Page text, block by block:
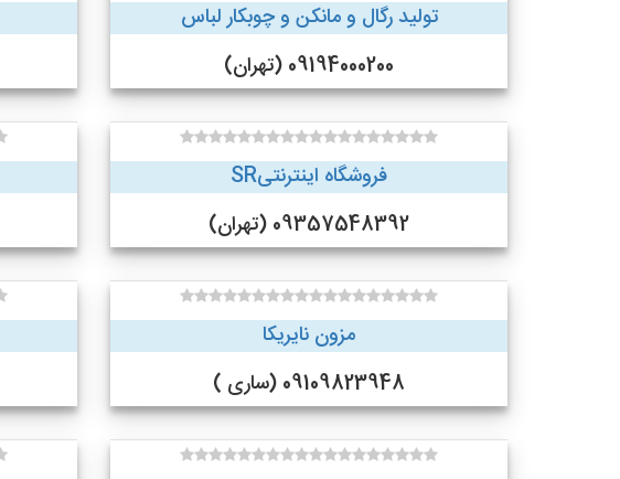
تولید رگال و مانکن و چوبکار لباس
09194000200 (تهران)
فروشگاه اینترنتیSR
09357548392 (تهران)
مزون نایریکا
09109823948 (ساری )